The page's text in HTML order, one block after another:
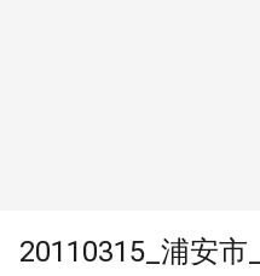
20110315_浦安市